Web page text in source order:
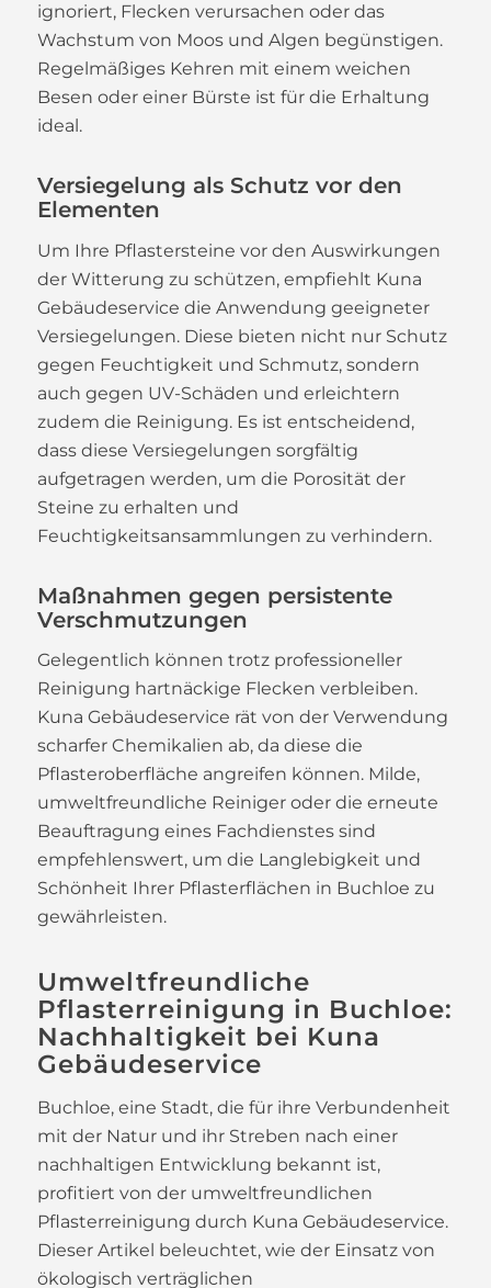
ignoriert, Flecken verursachen oder das
Wachstum von Moos und Algen begünstigen.
Regelmäßiges Kehren mit einem weichen
Besen oder einer Bürste ist für die Erhaltung
ideal.
Versiegelung als Schutz vor den
Elementen
Um Ihre Pflastersteine vor den Auswirkungen
der Witterung zu schützen, empfiehlt Kuna
Gebäudeservice die Anwendung geeigneter
Versiegelungen. Diese bieten nicht nur Schutz
gegen Feuchtigkeit und Schmutz, sondern
auch gegen UV-Schäden und erleichtern
zudem die Reinigung. Es ist entscheidend,
dass diese Versiegelungen sorgfältig
aufgetragen werden, um die Porosität der
Steine zu erhalten und
Feuchtigkeitsansammlungen zu verhindern.
Maßnahmen gegen persistente
Verschmutzungen
Gelegentlich können trotz professioneller
Reinigung hartnäckige Flecken verbleiben.
Kuna Gebäudeservice rät von der Verwendung
scharfer Chemikalien ab, da diese die
Pflasteroberfläche angreifen können. Milde,
umweltfreundliche Reiniger oder die erneute
Beauftragung eines Fachdienstes sind
empfehlenswert, um die Langlebigkeit und
Schönheit Ihrer Pflasterflächen in Buchloe zu
gewährleisten.
Umweltfreundliche
Pflasterreinigung in Buchloe:
Nachhaltigkeit bei Kuna
Gebäudeservice
Buchloe, eine Stadt, die für ihre Verbundenheit
mit der Natur und ihr Streben nach einer
nachhaltigen Entwicklung bekannt ist,
profitiert von der umweltfreundlichen
Pflasterreinigung durch Kuna Gebäudeservice.
Dieser Artikel beleuchtet, wie der Einsatz von
ökologisch verträglichen